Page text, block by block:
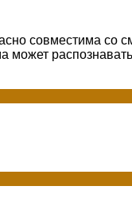
совместима
может